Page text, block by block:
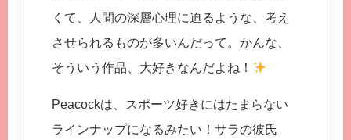
くて、人間の深層心理に迫るような、考え
させられるものが多いんだって。かんな、
そういう作品、大好きなんだよね！
Peacockは、スポーツ好きにはたまらない
ラインナップになるみたい！サラの彼氏